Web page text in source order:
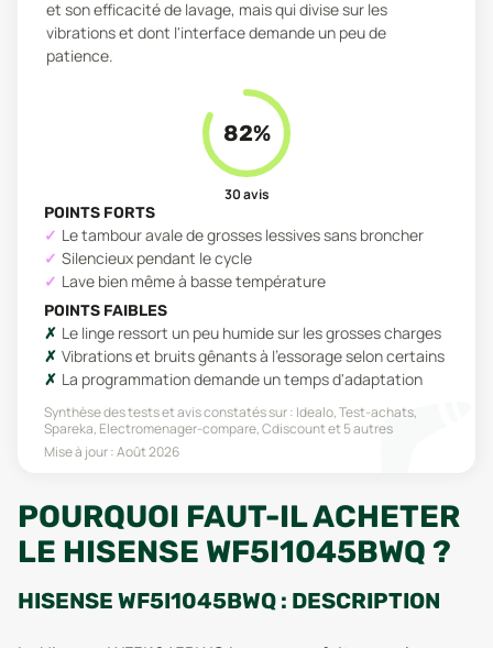
et son efficacité de lavage, mais qui divise sur les
vibrations et dont l'interface demande un peu de
patience.
82%
30avis
POINTS FORTS
Le tambour avale de grosses lessives sans broncher
Silencieux pendant le cycle
Lave bien même à basse température
POINTS FAIBLES
Le linge ressort un peu humide sur les grosses charges
Vibrations et bruits gênants à l'essorage selon certains
La programmation demande un temps d'adaptation
Synthèse des tests et avis constatés sur : Idealo, Test-achats,
Spareka, Electromenager-compare, Cdiscountet 5 autres
Mise à jour :Août 2026
POURQUOI FAUT-IL ACHETER
LE HISENSE WF5I1045BWQ ?
HISENSE WF5I1045BWQ : DESCRIPTION